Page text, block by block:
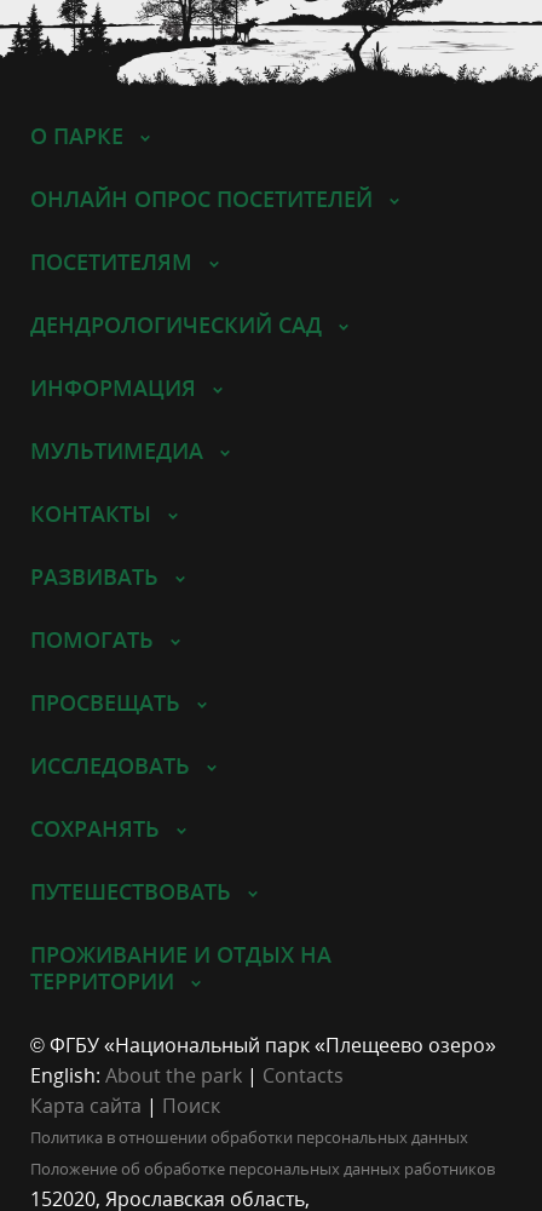
О ПАРКЕ
ОНЛАЙН ОПРОС ПОСЕТИТЕЛЕЙ
ПОСЕТИТЕЛЯМ
ДЕНДРОЛОГИЧЕСКИЙ САД
ИНФОРМАЦИЯ
МУЛЬТИМЕДИА
КОНТАКТЫ
РАЗВИВАТЬ
ПОМОГАТЬ
ПРОСВЕЩАТЬ
ИССЛЕДОВАТЬ
СОХРАНЯТЬ
ПУТЕШЕСТВОВАТЬ
ПРОЖИВАНИЕ И ОТДЫХ НА
ТЕРРИТОРИИ
© ФГБУ «Национальный парк «Плещеево озеро»
English: About the park | Contacts
Карта сайта | Поиск
Политика в отношении обработки персональных данных
Положение об обработке персональных данных работников
152020, Ярославская область,